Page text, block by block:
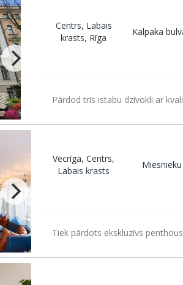
Centrs, Labais
krasts, Rīga
Kalpaka
Pārdod trīs istabu dzīvokli ar
Vecrīga, Centrs,
Labais krasts
Tiek pārdots ekskluzīvs